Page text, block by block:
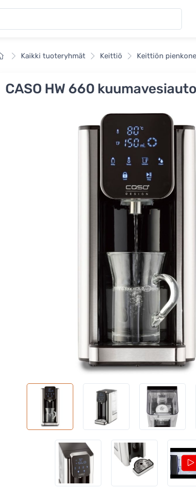
EtusivuKaikki tuoteryhmät Keittiö Keittiön
CASO HW 660